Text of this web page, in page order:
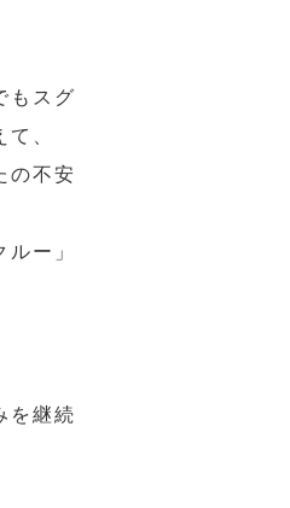
もスグ
、
の不安
ー」
を継続